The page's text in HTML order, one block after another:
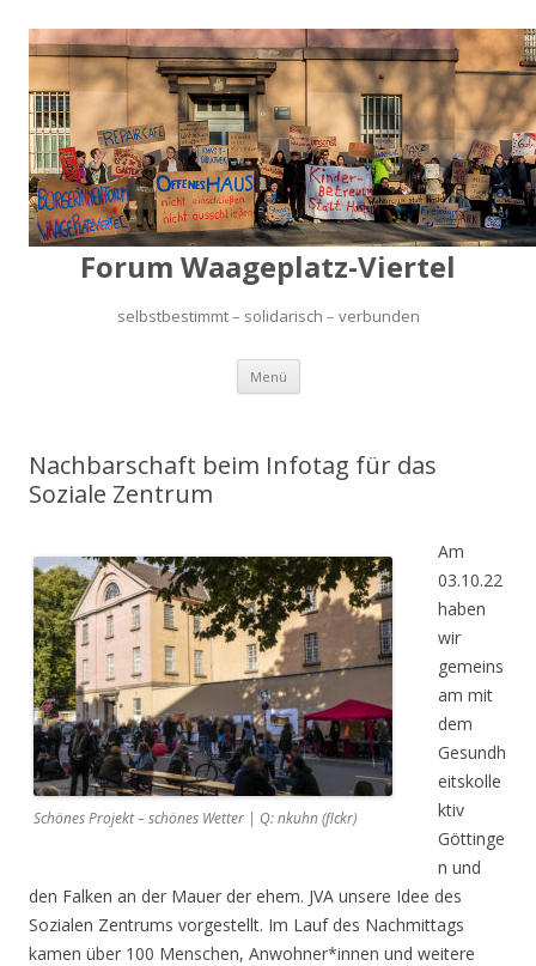
Forum Waageplatz-Viertel
selbstbestimmt – solidarisch – verbunden
Menü Springe
Inhalt
Nachbarschaft beim Infotag für das
Soziale Zentrum
Schönes Projekt – schönes Wetter | Q: nkuhn (flckr)
Am
03.10.22
haben
wir
gemeins
am mit
dem
Gesundh
eitskolle
ktiv
Göttinge
n und
den Falken an der Mauer der ehem. JVA unsere Idee des
Sozialen Zentrums vorgestellt. Im Lauf des Nachmittags
kamen über 100 Menschen, Anwohner*innen und weitere